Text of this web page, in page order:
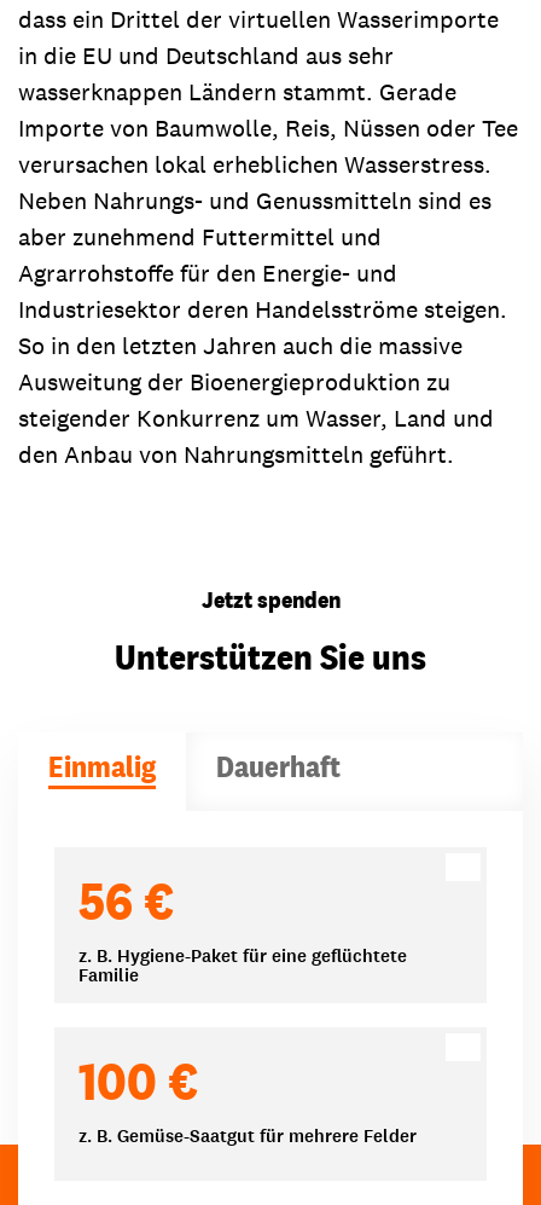
dass ein Drittel der virtuellen Wasserimporte
in die EU und Deutschland aus sehr
wasserknappen Ländern stammt. Gerade
Importe von Baumwolle, Reis, Nüssen oder Tee
verursachen lokal erheblichen Wasserstress.
Neben Nahrungs- und Genussmitteln sind es
aber zunehmend Futtermittel und
Agrarrohstoffe für den Energie- und
Industriesektor deren Handelsströme steigen.
So in den letzten Jahren auch die massive
Ausweitung der Bioenergieproduktion zu
steigender Konkurrenz um Wasser, Land und
den Anbau von Nahrungsmitteln geführt.
Jetzt spenden
Unterstützen Sie uns
Einmalig Dauerhaft
56 €
z. B. Hygiene-Paket für eine geflüchtete
Familie
100 €
z. B. Gemüse-Saatgut für mehrere Felder